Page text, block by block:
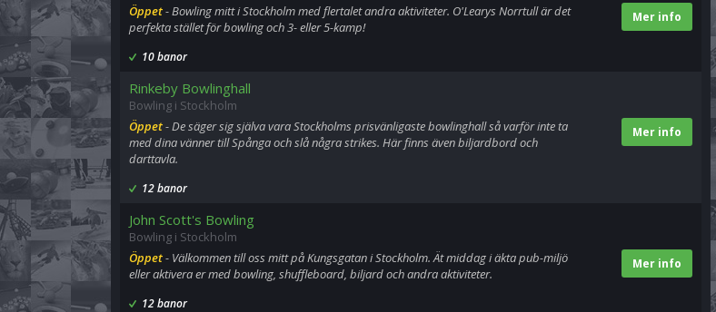
Mer info
Öppet- Bowling mitt i Stockholm med flertalet andra aktiviteter. O'Learys Norrtull är det
perfekta stället för bowling och 3- eller 5-kamp!
10 banor
Rinkeby Bowlinghall
Bowling i Stockholm
Mer info
Öppet- De säger sig själva vara Stockholms prisvänligaste bowlinghall så varför inte ta
med dina vänner till Spånga och slå några strikes. Här finns även biljardbord och
darttavla.
12 banor
John Scott's Bowling
Bowling i Stockholm
Mer info
Öppet- Välkommen till oss mitt på Kungsgatan i Stockholm. Ät middag i äkta pub-miljö
eller aktivera er med bowling, shuffleboard, biljard och andra aktiviteter.
12 banor